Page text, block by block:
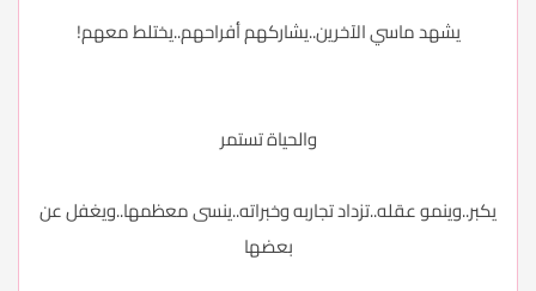
يشهد ماسي الآخرين..يشاركهم أفراحهم..يختلط معهم!
والحياة تستمر
يكبر..وينمو عقله..تزداد تجاربه وخبراته..ينسى معظمها..ويغفل عن
بعضها